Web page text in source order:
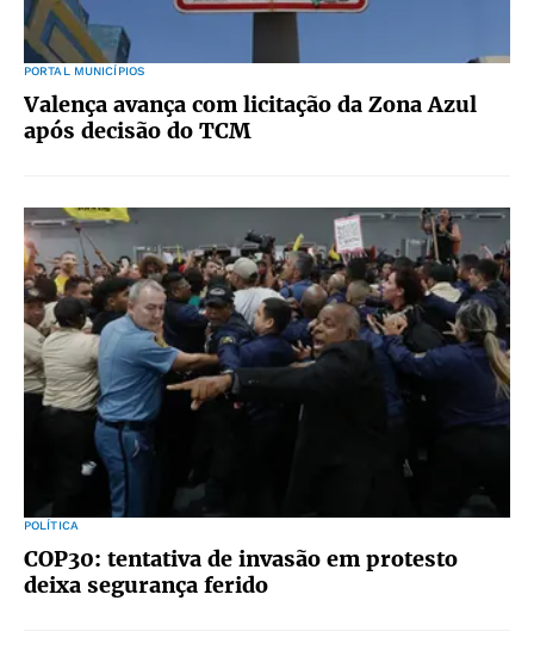
PORTAL MUNICÍPIOS
Valença avança com licitação da Zona Azul
após decisão do TCM
POLÍTICA
COP30: tentativa de invasão em protesto
deixa segurança ferido